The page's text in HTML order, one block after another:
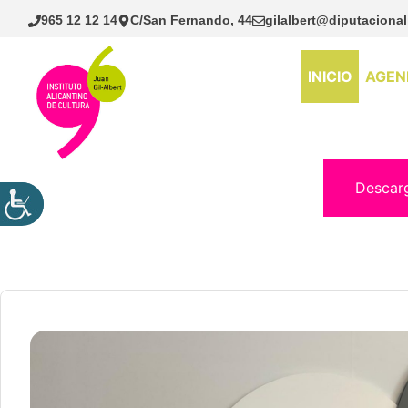
Saltar
965 12 12 14 C/San Fernando, 44
INICIO